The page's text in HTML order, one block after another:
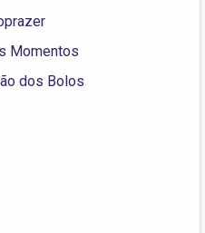
Momentos
dos Bolos